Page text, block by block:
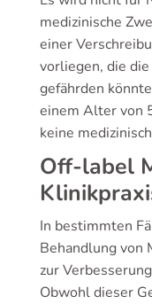
medizinische
einer
vorliegen, die
gefährden
einem Alter von
keine
Off-label
In bestimmten
Behandlung von
zur
Obwohl dieser